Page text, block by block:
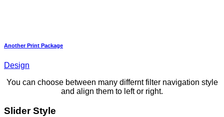
Another Print Package
Design
You can choose between many differnt filter navigation style
and align them to left or right.
Slider Style